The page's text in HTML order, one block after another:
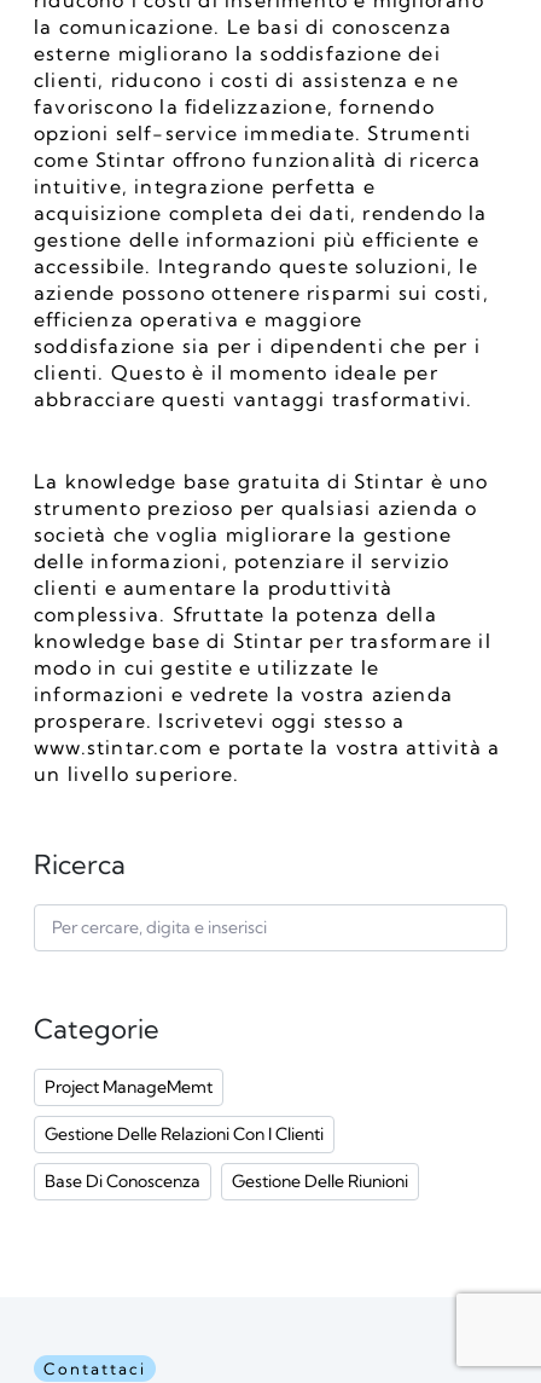
la comunicazione. Le basi di conoscenza
esterne migliorano la soddisfazione dei
clienti, riducono i costi di assistenza e ne
favoriscono la fidelizzazione, fornendo
opzioni self-service immediate. Strumenti
come Stintar offrono funzionalità di ricerca
intuitive, integrazione perfetta e
acquisizione completa dei dati, rendendo la
gestione delle informazioni più efficiente e
accessibile. Integrando queste soluzioni, le
aziende possono ottenere risparmi sui costi,
efficienza operativa e maggiore
soddisfazione sia per i dipendenti che per i
clienti. Questo è il momento ideale per
abbracciare questi vantaggi trasformativi.
La knowledge base gratuita di Stintar è uno
strumento prezioso per qualsiasi azienda o
società che voglia migliorare la gestione
delle informazioni, potenziare il servizio
clienti e aumentare la produttività
complessiva. Sfruttate la potenza della
knowledge base di Stintar per trasformare il
modo in cui gestite e utilizzate le
informazioni e vedrete la vostra azienda
prosperare. Iscrivetevi oggi stesso a
www.stintar.com e portate la vostra attività a
un livello superiore.
Ricerca
Categorie
Project ManageMemt
Gestione Delle Relazioni Con I Clienti
Base Di Conoscenza Gestione Delle Riunioni
Contattaci